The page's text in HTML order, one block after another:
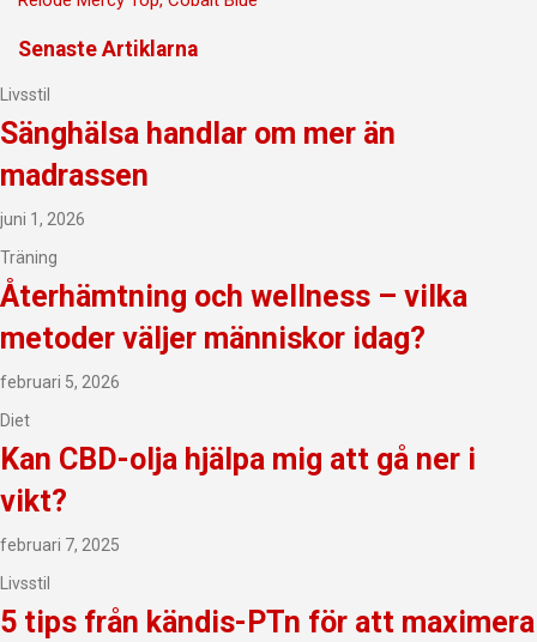
399 kr.319 kr.
Senaste Artiklarna
Livsstil
Sänghälsa handlar om mer än
madrassen
juni 1, 2026
Träning
Återhämtning och wellness – vilka
metoder väljer människor idag?
februari 5, 2026
Diet
Kan CBD-olja hjälpa mig att gå ner i
vikt?
februari 7, 2025
Livsstil
5 tips från kändis-PTn för att maximera